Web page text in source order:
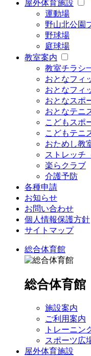
屋外体育施設
運動場
野山北公園
野球場
庭球場
教室案内
教室チラシ
おとなフィ
おとなフィ
おとなスポ
おとなテニ
こどもスポ
こどもテニ
おためし教
ストレッチ
楽らクラブ
介護予防
各種申請
お知らせ
お問い合わせ
個人情報保護方針
サイトマップ
総合体育館
総合体育館
施設案内
ご利用案内
トレーニン
スポーツ広
屋外体育施設